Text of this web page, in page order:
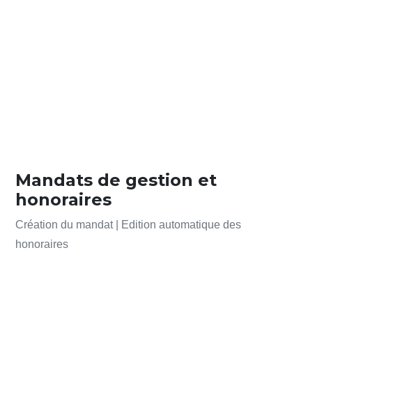
Mandats de gestion et
honoraires
Création du mandat | Edition automatique des
honoraires